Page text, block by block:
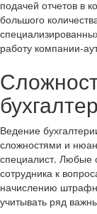
подачей отчетов в
большого
работу компании-
Ведение
сложностями и
специалист. Любые
сотрудника к
начислению
учитывать ряд